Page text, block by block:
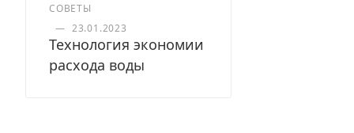
СОВЕТЫ
— 23.01.2023
Технология экономии
расхода воды